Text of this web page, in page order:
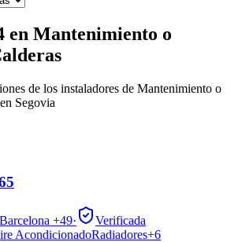
en Mantenimiento o
de los instaladores de Mantenimiento o
Segovia
+49·
Verificada
AcondicionadoRadiadores+6